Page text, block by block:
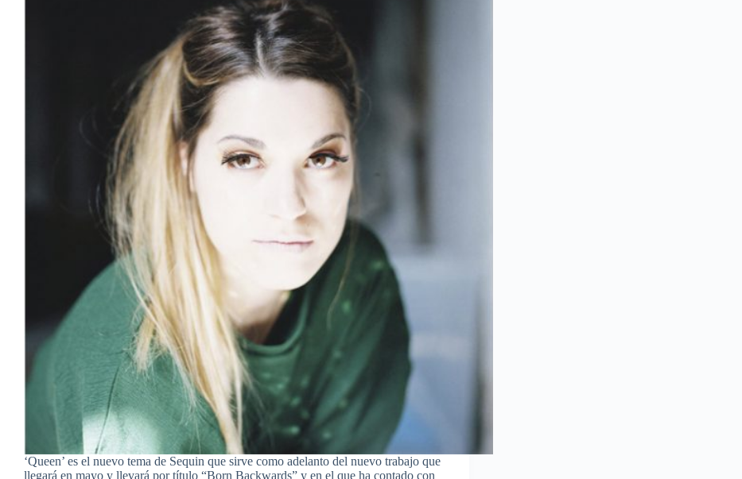
‘Queen’ es el nuevo tema de Sequin que sirve como adelanto del nuevo trabajo que
llegará en mayo y llevará por título “Born Backwards” y en el que ha contado con